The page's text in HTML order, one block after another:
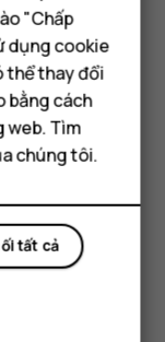
minh
hàng của
càng thuận
vá bảo mật
thoại thông
"Chấp
dụng cookie
thể thay đổi
bằng cách
web. Tìm
chúng tôi.
tất cả